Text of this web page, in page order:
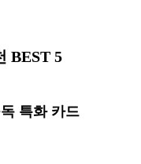
BEST 5
특화 카드